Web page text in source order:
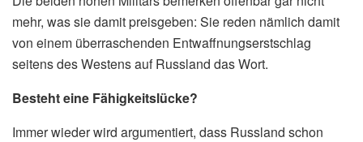
mehr, was sie damit preisgeben: Sie reden nämlich damit
von einem überraschenden Entwaffnungserstschlag
seitens des Westens auf Russland das Wort.
Besteht eine Fähigkeitslücke?
Immer wieder wird argumentiert, dass Russland schon